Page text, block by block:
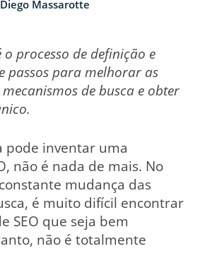
Diego Massarotte
o processo de definição e
passos para melhorar as
de busca e obter
pode inventar uma
não é nada de mais. No
mudança das
é muito difícil encontrar
SEO que seja bem
não é totalmente